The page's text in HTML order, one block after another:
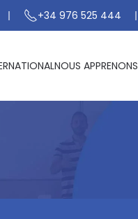
+34 976 525 444
NOUS APPRENONS